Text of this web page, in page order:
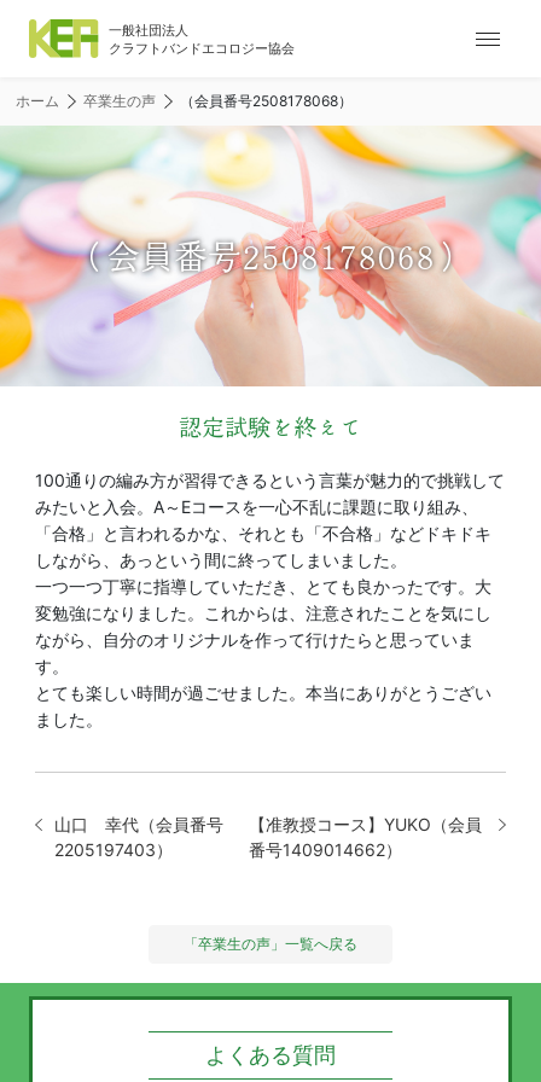
ナ
ー
シ
ョ
ン
メ
ニ
ー
ホーム 卒業生の声 （会員番号2508178068）
（会員番号2508178068）
認定試験を終えて
100通りの編み方が習得できるという言葉が魅力的で挑戦して
みたいと入会。A～Eコースを一心不乱に課題に取り組み、
「合格」と言われるかな、それとも「不合格」などドキドキ
しながら、あっという間に終ってしまいました。
一つ一つ丁寧に指導していただき、とても良かったです。大
変勉強になりました。これからは、注意されたことを気にし
ながら、自分のオリジナルを作って行けたらと思っていま
す。
とても楽しい時間が過ごせました。本当にありがとうござい
ました。
山口 幸代（会員番号
2205197403）
【准教授コース】YUKO（会員
番号1409014662）
「卒業生の声」一覧へ戻る
よくある質問